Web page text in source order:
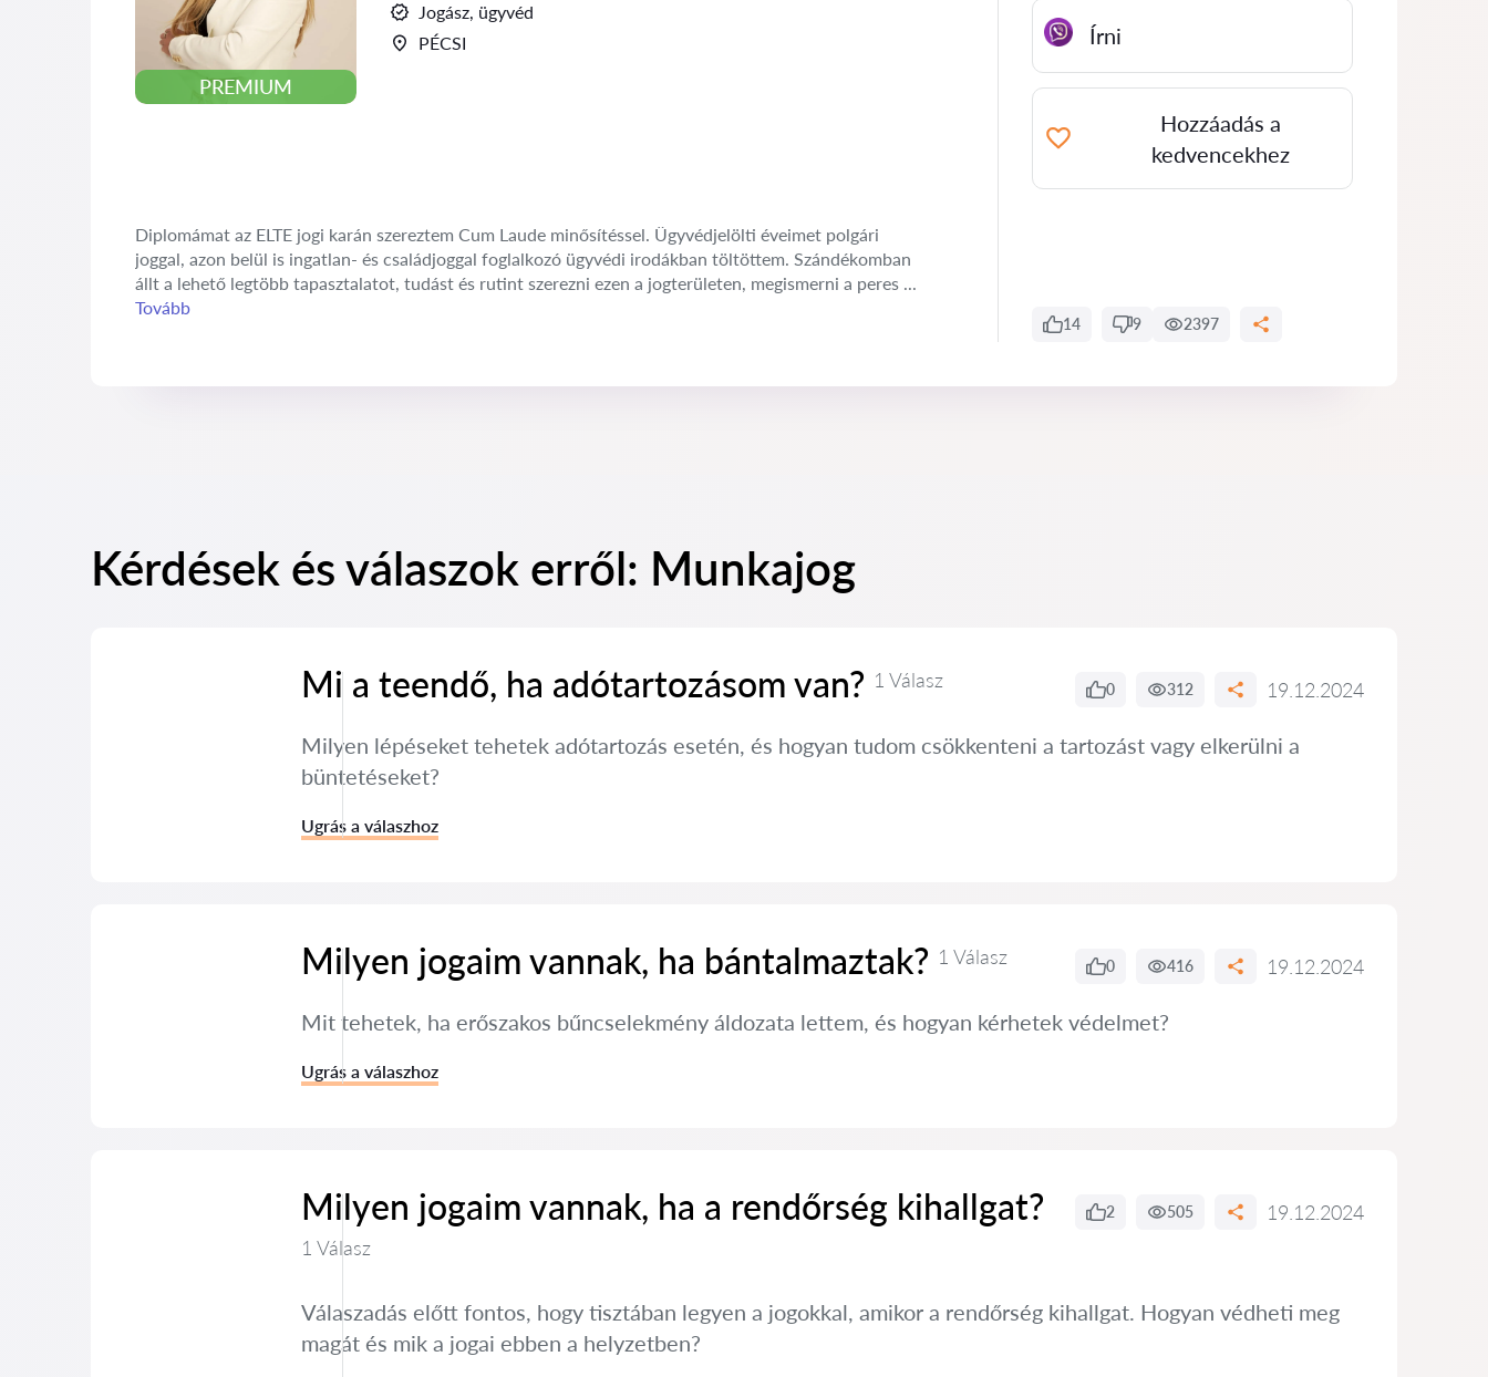
PREMIUM
Jogász, ügyvéd
PÉCSI
Diplomámat az ELTE jogi karán szereztem Cum Laude minősítéssel. Ügyvédjelölti éveimet polgári
joggal, azon belül is ingatlan- és családjoggal foglalkozó ügyvédi irodákban töltöttem. Szándékomban
állt a lehető legtöbb tapasztalatot, tudást és rutint szerezni ezen a jogterületen, megismerni a peres ...
Tovább
Írni
Hozzáadás a
kedvencekhez
14 9 2397
Kérdések és válaszok erről: Munkajog
Mi a teendő, ha adótartozásom van? 1 Válasz 0 312 19.12.2024
Milyen lépéseket tehetek adótartozás esetén, és hogyan tudom csökkenteni a tartozást vagy elkerülni a
büntetéseket?
Ugrás a válaszhoz
Milyen jogaim vannak, ha bántalmaztak? 1 Válasz 0 416 19.12.2024
Mit tehetek, ha erőszakos bűncselekmény áldozata lettem, és hogyan kérhetek védelmet?
Ugrás a válaszhoz
Milyen jogaim vannak, ha a rendőrség kihallgat?
1 Válasz
2 505 19.12.2024
Válaszadás előtt fontos, hogy tisztában legyen a jogokkal, amikor a rendőrség kihallgat. Hogyan védheti meg
magát és mik a jogai ebben a helyzetben?